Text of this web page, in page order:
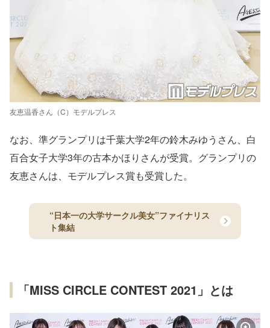
友恵温香さん（C）モデルプレス
なお、準グランプリは千葉大学2年の鈴木みゆうさん、白
百合女子大学3年の古本かほりさんが受賞。グランプリの
友恵さんは、モデルプレス賞も受賞した。
“日本一の大学サークル美女”ファイナリス
ト集結
「MISS CIRCLE CONTEST 2021」とは